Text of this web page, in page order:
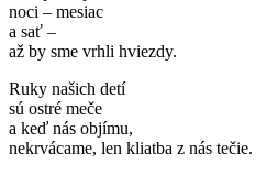
noci – mesiac
a sať –
až by sme vrhli hviezdy.
Ruky našich detí
sú ostré meče
a keď nás objímu,
nekrvácame, len kliatba z nás tečie.